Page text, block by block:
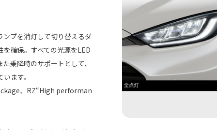
プを消灯して切り替えるダ
確保。すべての光源をLED
乗降時のサポートとして、
ます。
、RZ“High performan